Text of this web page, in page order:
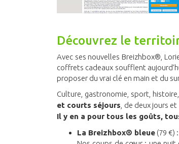
Découvrez le
Avec ses nouvelles Breizhbox®,
coffrets cadeaux soufflent
proposer du vrai clé en main et du
Culture, gastronomie, sport,
et courts séjours , de deux jours
Il y en a pour tous les goûts,
La Breizhbox® bleue (79 €)